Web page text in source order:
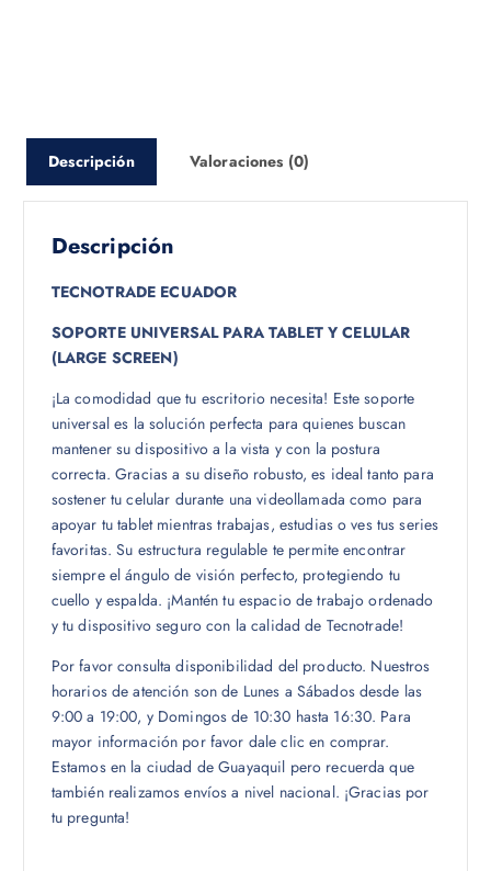
Descripción Valoraciones (0)
Descripción
TECNOTRADE ECUADOR
SOPORTE UNIVERSAL PARA TABLET Y CELULAR
(LARGE SCREEN)
¡La comodidad que tu escritorio necesita! Este soporte
universal es la solución perfecta para quienes buscan
mantener su dispositivo a la vista y con la postura
correcta. Gracias a su diseño robusto, es ideal tanto para
sostener tu celular durante una videollamada como para
apoyar tu tablet mientras trabajas, estudias o ves tus series
favoritas. Su estructura regulable te permite encontrar
siempre el ángulo de visión perfecto, protegiendo tu
cuello y espalda. ¡Mantén tu espacio de trabajo ordenado
y tu dispositivo seguro con la calidad de Tecnotrade!
Por favor consulta disponibilidad del producto. Nuestros
horarios de atención son de Lunes a Sábados desde las
9:00 a 19:00, y Domingos de 10:30 hasta 16:30. Para
mayor información por favor dale clic en comprar.
Estamos en la ciudad de Guayaquil pero recuerda que
también realizamos envíos a nivel nacional. ¡Gracias por
tu pregunta!